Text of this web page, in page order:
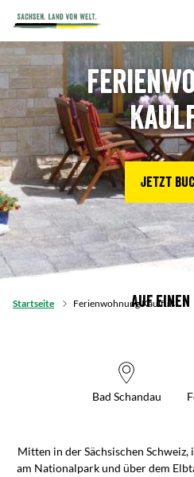
Jetzt
Startseite Ferienwohnung Kaulfuß
Auf
Bad Schandau
Mitten in der Sächsischen
am Nationalpark und über dem